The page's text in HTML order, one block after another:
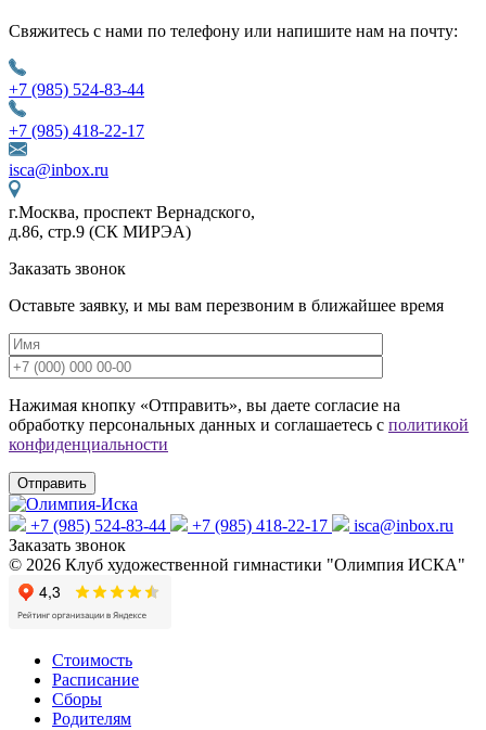
Свяжитесь с нами по телефону или напишите нам на почту:
+7 (985) 524-83-44
+7 (985) 418-22-17
isca@inbox.ru
г.Москва, проспект Вернадского,
д.86, стр.9 (СК МИРЭА)
Заказать звонок
Оставьте заявку, и мы вам перезвоним в ближайшее время
Нажимая кнопку «Отправить», вы даете согласие на
обработку персональных данных и соглашаетесь с политикой
конфиденциальности
+7 (985) 524-83-44 +7 (985) 418-22-17
isca@inbox.ru
Заказать звонок
© 2026 Клуб художественной гимнастики "Олимпия ИСКА"
Стоимость
Расписание
Сборы
Родителям